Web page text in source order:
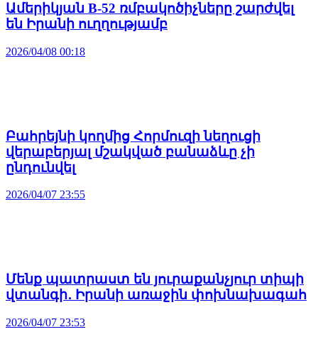
Ամերիկյան B-52 ռմբակոծիչները շարժվել
են Իրանի ուղղությամբ
2026/04/08 00:18
Բահրեյնի կողմից Հորմուզի նեղուցի
վերաբերյալ մշակված բանաձևը չի
ընդունվել
2026/04/07 23:55
Մենք պատրաստ են յուրաքանչյուր տիպի
վտանգի․ Իրանի առաջին փոխնախագահ
2026/04/07 23:53